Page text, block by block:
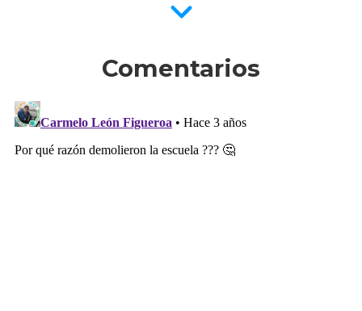
Comentarios